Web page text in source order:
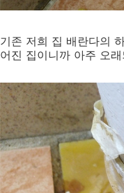
기존 저희 집 배란다의
어진 집이니까 아주 오